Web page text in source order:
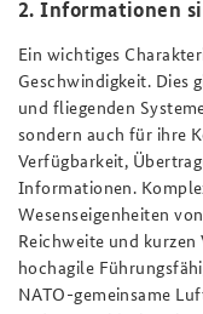
2. Informationen
Ein wichtiges
Geschwindigkeit. Dies
und fliegenden
sondern auch für ihre
Verfügbarkeit,
Informationen.
Wesenseigenheiten
Reichweite und
hochagile
NATO-gemeinsame